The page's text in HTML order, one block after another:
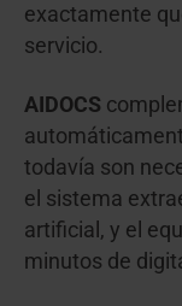
exactamente
servicio.
AIDOCS
todavía son
el sistema
artificial, y el
minutos de